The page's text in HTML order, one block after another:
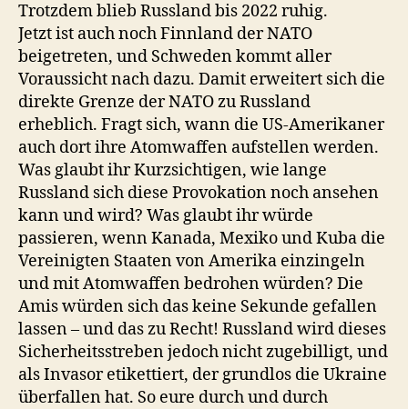
Trotzdem blieb Russland bis 2022 ruhig.
Jetzt ist auch noch Finnland der NATO
beigetreten, und Schweden kommt aller
Voraussicht nach dazu. Damit erweitert sich die
direkte Grenze der NATO zu Russland
erheblich. Fragt sich, wann die US-Amerikaner
auch dort ihre Atomwaffen aufstellen werden.
Was glaubt ihr Kurzsichtigen, wie lange
Russland sich diese Provokation noch ansehen
kann und wird? Was glaubt ihr würde
passieren, wenn Kanada, Mexiko und Kuba die
Vereinigten Staaten von Amerika einzingeln
und mit Atomwaffen bedrohen würden? Die
Amis würden sich das keine Sekunde gefallen
lassen – und das zu Recht! Russland wird dieses
Sicherheitsstreben jedoch nicht zugebilligt, und
als Invasor etikettiert, der grundlos die Ukraine
überfallen hat. So eure durch und durch